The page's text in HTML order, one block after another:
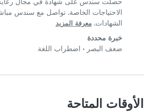
الاحتياجات الخاصة. تواصل مع سندس
الشهادات. معرفة المزيد
خبرة محددة
ضعف البصر • اضطراب اللغة
الأوقات المتاحة